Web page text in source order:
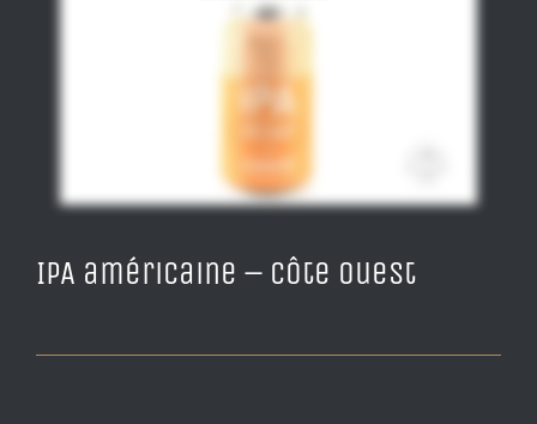
IPA américaine – Côte Ouest